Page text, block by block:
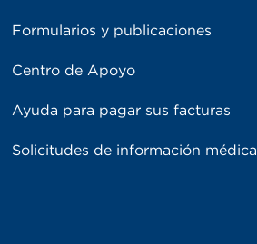
Formularios y publicaciones
Centro de Apoyo
Ayuda para pagar sus facturas
Solicitudes de información médica